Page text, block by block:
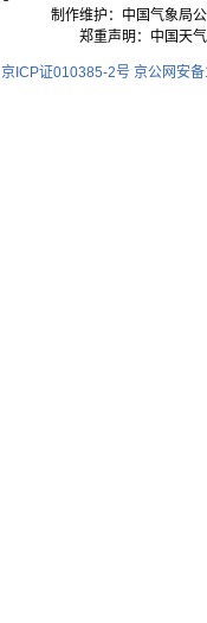
制作维护：中国气象局
郑重声明：中国天
京ICP证010385-2号 京公网安